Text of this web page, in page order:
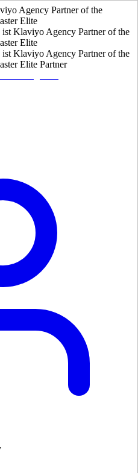
Agency Partner of the
Elite
Klaviyo Agency Partner of the
Elite
Klaviyo Agency Partner of the
Elite Partner